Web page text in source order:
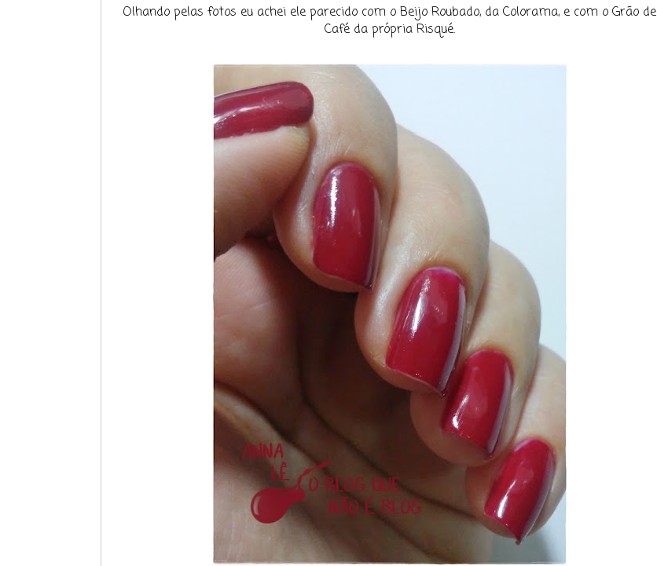
Olhando pelas fotos eu achei ele parecido com o Beijo Roubado, da Colorama, e com o Grão de
Café da própria Risqué.